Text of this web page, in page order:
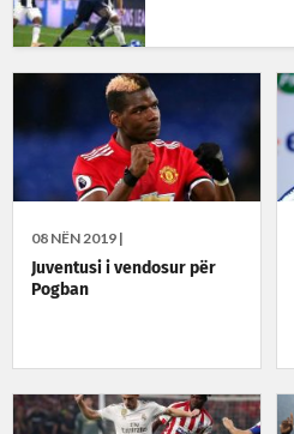
08 NËN 2019 |
Juventusi i vendosur për
Pogban